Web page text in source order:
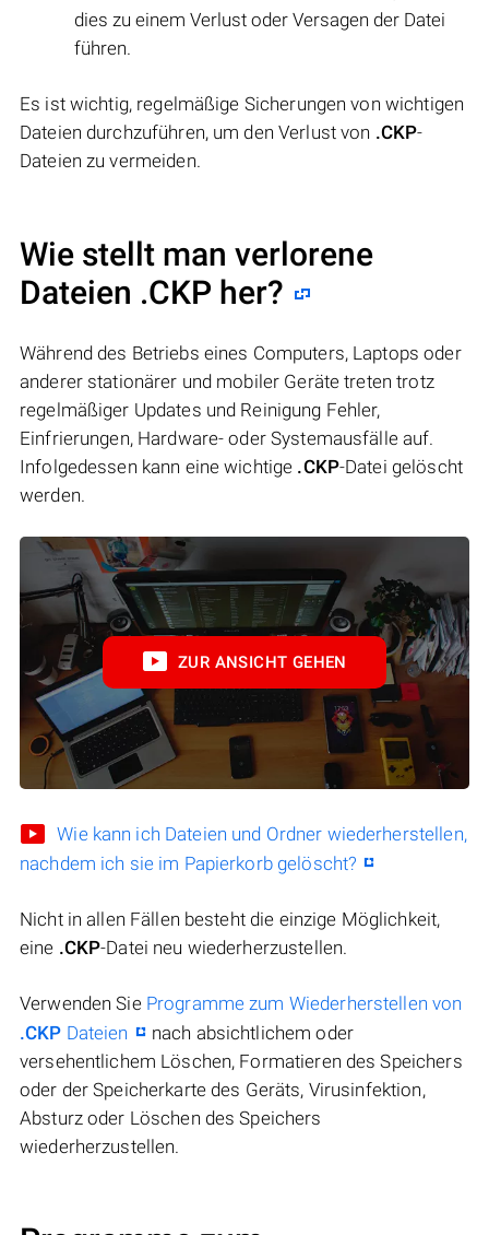
dies zu einem Verlust oder Versagen der Datei
führen.
Es ist wichtig, regelmäßige Sicherungen von wichtigen
Dateien durchzuführen, um den Verlust von .CKP-
Dateien zu vermeiden.
Wie stellt man verlorene
Dateien .CKP her?
Während des Betriebs eines Computers, Laptops oder
anderer stationärer und mobiler Geräte treten trotz
regelmäßiger Updates und Reinigung Fehler,
Einfrierungen, Hardware- oder Systemausfälle auf.
Infolgedessen kann eine wichtige .CKP-Datei gelöscht
werden.
ZUR ANSICHT GEHEN
Wie kann ich Dateien und Ordner wiederherstellen,
nachdem ich sie im Papierkorb gelöscht?
Nicht in allen Fällen besteht die einzige Möglichkeit,
eine .CKP-Datei neu wiederherzustellen.
Verwenden Sie Programme zum Wiederherstellen von
.CKP Dateien
nach absichtlichem oder
versehentlichem Löschen, Formatieren des Speichers
oder der Speicherkarte des Geräts, Virusinfektion,
Absturz oder Löschen des Speichers
wiederherzustellen.